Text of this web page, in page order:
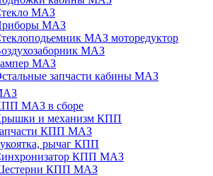
МАЗ
МАЗ
МАЗ моторедуктор
МАЗ
МАЗ
запчасти кабины МАЗ
МАЗ в сборе
и механизм КПП
КПП МАЗ
рычаг КПП
КПП МАЗ
КПП МАЗ